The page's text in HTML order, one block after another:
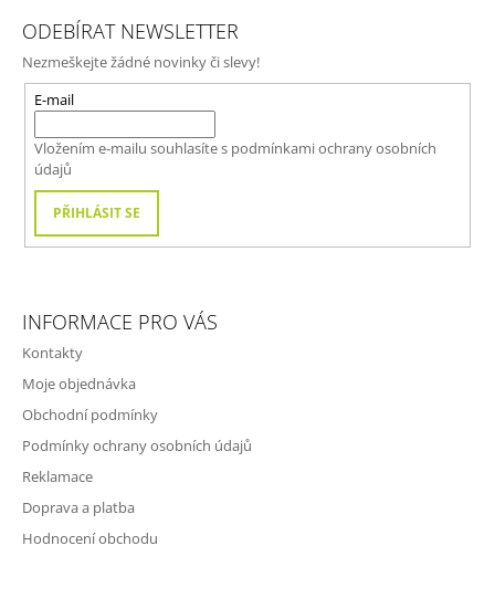
ODEBÍRAT NEWSLETTER
Nezmeškejte žádné novinky či slevy!
E-mail
Vložením e-mailu souhlasíte s podmínkami ochrany osobních
údajů
PŘIHLÁSIT SE
INFORMACE PRO VÁS
Kontakty
Moje objednávka
Obchodní podmínky
Podmínky ochrany osobních údajů
Reklamace
Doprava a platba
Hodnocení obchodu